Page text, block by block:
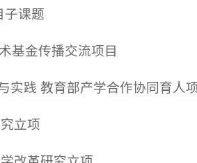
子课题
基金传播交流项目
实践 教育部产学合作协同育人
立项